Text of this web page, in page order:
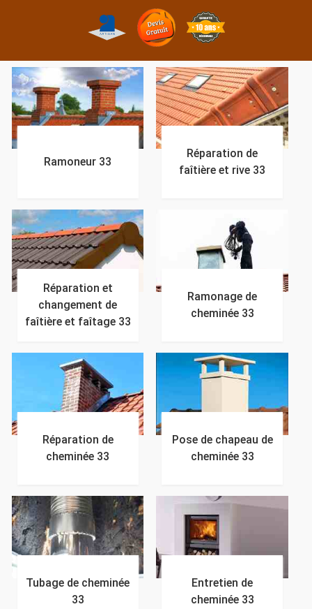
Ramoneur 33
Réparation de
faîtière et rive 33
Réparation et
changement de
faîtière et faîtage 33
Ramonage de
cheminée 33
Réparation de
cheminée 33
Pose de chapeau de
cheminée 33
Tubage de cheminée
33
Entretien de
cheminée 33